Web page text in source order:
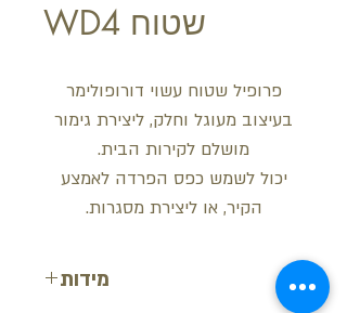
שטוח WD4
פרופיל שטוח עשוי דורופולימר
בעיצוב מעוגל וחלק, ליצירת גימור
מושלם לקירות הבית.
יכול לשמש כפס הפרדה לאמצע
הקיר, או ליצירת מסגרות.
מידות